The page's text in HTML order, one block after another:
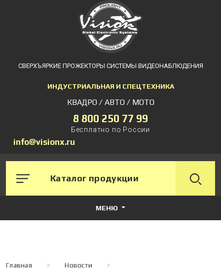
СВЕРХЪЯРКИЕ ПРОЖЕКТОРЫ СИСТЕМЫ ВИДЕОНАБЛЮДЕНИЯ
ИНДУСТРИАЛЬНАЯ И СПЕЦТЕХНИКА
КВАДРО / АВТО / МОТО
8 800 250 77 99
Бесплатно по России
info@visionx.ru
Каталог продукции
МЕНЮ
Главная > Новости
>